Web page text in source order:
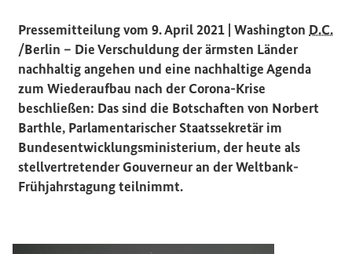
Pressemitteilung vom 9. April 2021 | Washington D.C.
/Berlin – Die Verschuldung der ärmsten Länder
nachhaltig angehen und eine nachhaltige Agenda
zum Wiederaufbau nach der Corona-Krise
beschließen: Das sind die Botschaften von Norbert
Barthle, Parlamentarischer Staatssekretär im
Bundesentwicklungsministerium, der heute als
stellvertretender Gouverneur an der Weltbank-
Frühjahrstagung teilnimmt.